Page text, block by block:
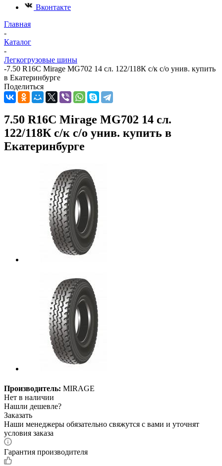
Вконтакте
Главная
-
Каталог
-
Легкогрузовые шины
-7.50 R16C Mirage MG702 14 сл. 122/118К с/к с/о унив. купить
в Екатеринбурге
Поделиться
7.50 R16C Mirage MG702 14 сл.
122/118К с/к с/о унив. купить в
Екатеринбурге
Производитель: MIRAGE
Нет в наличии
Нашли дешевле?
Заказать
Наши менеджеры обязательно свяжутся с вами и уточнят
условия заказа
Гарантия производителя